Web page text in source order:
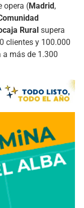
opera (Madrid,
Ruralsupera
clientes y 100.000
a más de 1.300